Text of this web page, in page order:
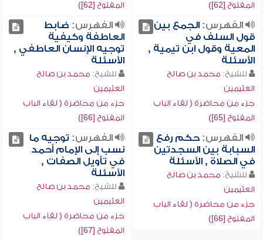
المفتوح [62])
المفتوح [62])
الفهرس:الجمع بين
قول السلف في
المعية وقول ابن تيمية ,
الأسئلة
للشيخ: محمد بن صالح
العثيمين
جزء من محاضرة ( لقاء الباب
المفتوح [65])
الفهرس: ضابط
العاطفة وكيفية
توجيه الإنسان العاطفي ,
الأسئلة
للشيخ: محمد بن صالح
العثيمين
جزء من محاضرة ( لقاء الباب
المفتوح [66])
الفهرس:حكم رفع
السبابة بين السجدتين
في الصلاة , الأسئلة
للشيخ: محمد بن صالح
العثيمين
جزء من محاضرة ( لقاء الباب
المفتوح [66])
الفهرس: توجيه ما
نسب إلى الإمام أحمد
في تأويل الصفات ,
الأسئلة
للشيخ: محمد بن صالح
العثيمين
جزء من محاضرة ( لقاء الباب
المفتوح [67])